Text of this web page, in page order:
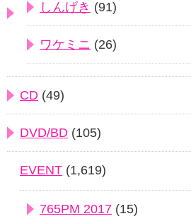
しんげき (91)
ワケミニ (26)
CD (49)
DVD/BD (105)
EVENT (1,619)
765PM 2017 (15)